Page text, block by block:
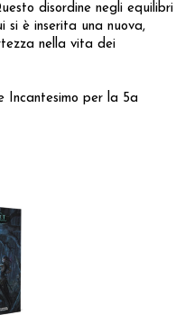
disordine negli equilibri
si è inserita una nuova,
nella vita dei
Incantesimo per la 5a